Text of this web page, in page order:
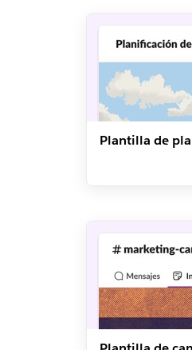
Plantilla de